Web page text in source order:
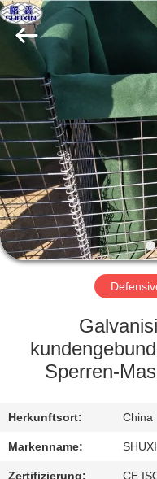
HEIM
PRODUKTE
ÜBER
UNS
KONTAKT
UNS
Wire
Mesh
Ltd..
Sperren-
Herkunftsort: China
Markenname:
Zertifizierung: CE